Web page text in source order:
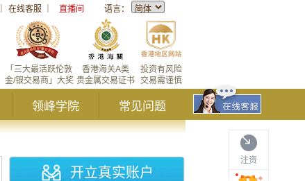
在线客服 直播间 语言：
投资有风险
交易需谨慎
香港海关A类
贵金属交易证书
「三大最活跃伦敦
金/银交易商」大奖
领峰学院 常见问题
注资
开立真实账户